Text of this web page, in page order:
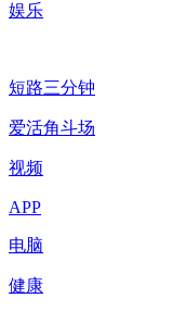
娱乐
短路三分钟
爱活角斗场
视频
APP
电脑
健康